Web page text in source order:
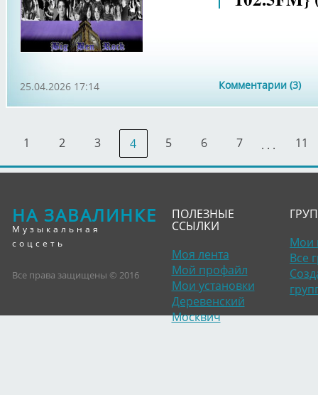
Комментарии (3)
25.04.2026 17:14
1 2 3 4 5 6 7 . . . 11
НА ЗАВАЛИНКЕ
Музыкальная
соцсеть
Все права защищены © 2016
ПОЛЕЗНЫЕ
ССЫЛКИ
Моя лента
Мой профайл
Мои установки
Деревенский
Москвич
Мои
Все